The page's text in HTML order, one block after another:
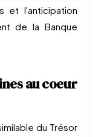
et l'anticipation
de la Banque
au coeur
du Trésor